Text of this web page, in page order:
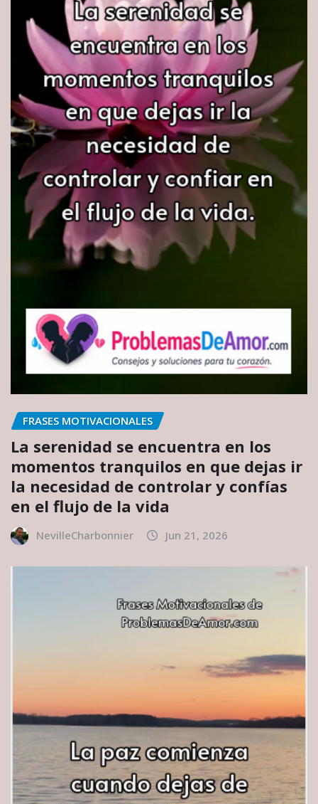
FRASES MOTIVACIONALES
La serenidad se encuentra en los
momentos tranquilos en que dejas ir
la necesidad de controlar y confías
en el flujo de la vida
NevilleCharbonnier Jun 21, 2026